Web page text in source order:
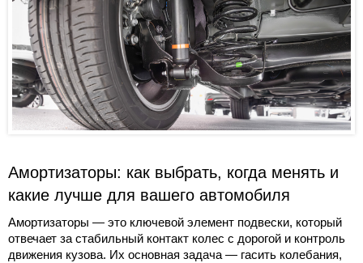
Амортизаторы: как выбрать, когда менять и
какие лучше для вашего автомобиля
Амортизаторы — это ключевой элемент подвески, который
отвечает за стабильный контакт колес с дорогой и контроль
движения кузова. Их основная задача — гасить колебания,